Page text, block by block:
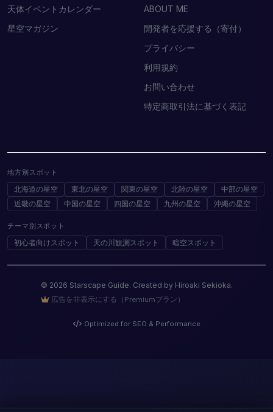
天体イベントカレンダー
星空マガジン
ABOUT ME
開発者を応援する（寄付）
プライバシー
利用規約
お問い合わせ
特定商取引法に基づく表記
地方別スポット
北海道の星空 東北の星空 関東の星空 北陸の星空
中部の星空
近畿の星空
中国の星空 四国の星空 九州の星空 沖縄の星空
テーマ別スポット
初心者向けスポット 天の川観測スポット 暗空スポット
© 2026 Starscape Guide. Created by Hiroaki Sekioka.
広告を非表示にする（Premiumプラン）
Optimized for SEO & Performance